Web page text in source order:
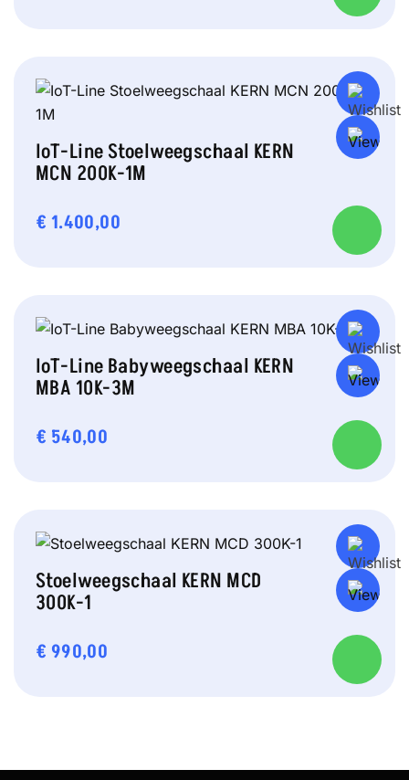
IoT-Line Stoelweegschaal KERN
MCN 200K-1M
€ 1.400,00
IoT-Line Babyweegschaal KERN
MBA 10K-3M
€ 540,00
Stoelweegschaal KERN MCD
300K-1
€ 990,00